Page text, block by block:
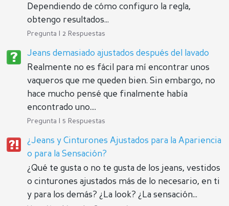
Dependiendo de cómo configuro la regla,
obtengo resultados...
Pregunta | 2 Respuestas
Jeans demasiado ajustados después del lavado
Realmente no es fácil para mí encontrar unos
vaqueros que me queden bien. Sin embargo, no
hace mucho pensé que finalmente había
encontrado uno....
Pregunta | 5 Respuestas
¿Jeans y Cinturones Ajustados para la Apariencia
o para la Sensación?
¿Qué te gusta o no te gusta de los jeans, vestidos
o cinturones ajustados más de lo necesario, en ti
y para los demás? ¿La look? ¿La sensación...